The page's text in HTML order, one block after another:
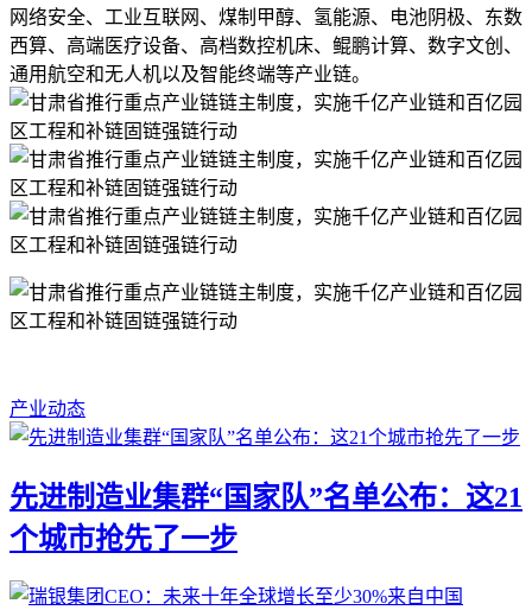
网络安全、工业互联网、煤制甲醇、氢能源、电池阴极、东数
西算、高端医疗设备、高档数控机床、鲲鹏计算、数字文创、
通用航空和无人机以及智能终端等产业链。
产业动态
先进制造业集群“国家队”名单公布：这21
个城市抢先了一步